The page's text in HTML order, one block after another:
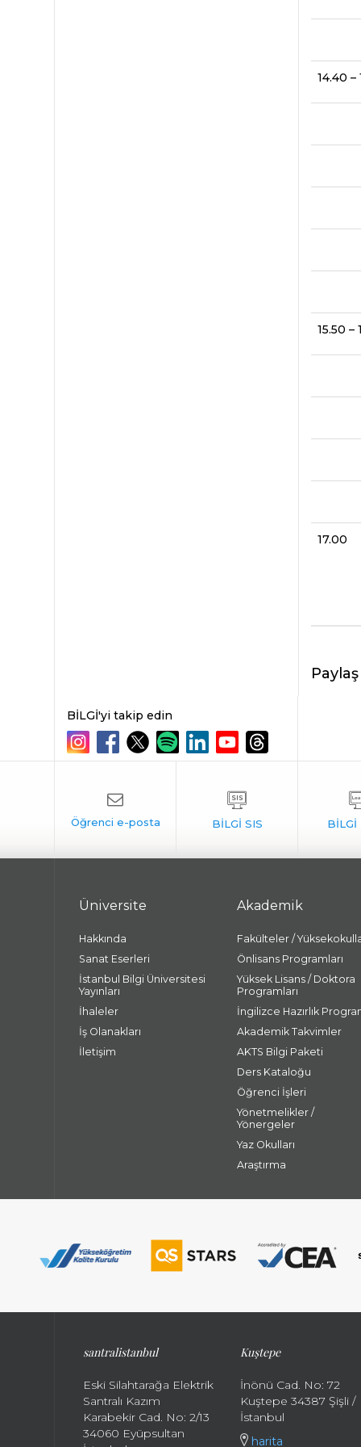
14.40 –
15.50 –
17.00
Paylaş
BİLGİ'yi takip edin
Üniversite
Hakkında
Sanat Eserleri
İstanbul Bilgi Üniversitesi
Yayınları
İhaleler
İş Olanakları
İletişim
Akademik
Fakülteler /
Önlisans Programları
Yüksek Lisans / Doktora
Programları
İngilizce Hazırlık
Akademik Takvimler
AKTS Bilgi Paketi
Ders Kataloğu
Öğrenci İşleri
Yönetmelikler /
Yönergeler
Yaz Okulları
Araştırma
santralistanbul
Eski Silahtarağa Elektrik
Santralı Kazım
Karabekir Cad. No: 2/13
34060 Eyüpsultan
Kuştepe
İnönü Cad. No: 72
Kuştepe 34387 Şişli /
İstanbul
harita